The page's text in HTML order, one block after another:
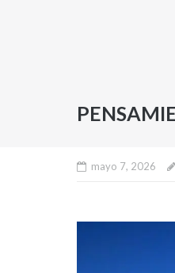
mayo 7, 2026